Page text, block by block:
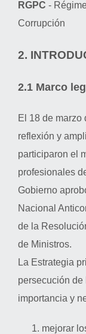
RGPC -
Corrupción
2.
2.1 Marco
El 18 de marzo
reflexión y
participaron el
profesionales
Gobierno
Nacional
de la
de Ministros.
La Estrategia
persecución
importancia y
mejorar